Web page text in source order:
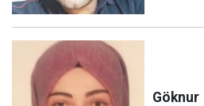
Göknur